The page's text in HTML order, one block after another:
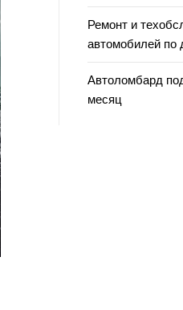
Ремонт и
автомобилей
Автоломбард
месяц